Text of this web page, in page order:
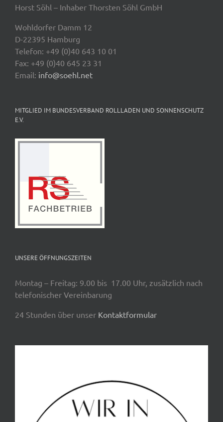
Horst Söhl – Inhaber Thorsten Söhl GmbH
Wohldorfer Damm 12
D-22395 Hamburg
Telefon: +49 (0)40 643 10 01
Fax: +49 (0)40 645 23 31
Email: info@soehl.net
MITGLIED IM BUNDESVERBAND ROLLLADEN UND SONNENSCHUTZ
E.V.
UNSERE ÖFFNUNGSZEITEN
Montag – Freitag: 9.00 bis 17.00 Uhr, zusätzlich nach
telefonischer Vereinbarung
24 Stunden über unser Kontaktformular